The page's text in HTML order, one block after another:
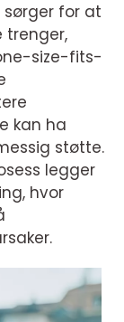
for at
trenger,
size-fits-
kan ha
støtte.
legger
hvor